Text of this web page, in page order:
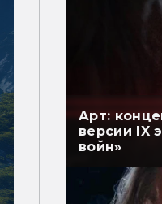
Арт:
версии IX
войн»